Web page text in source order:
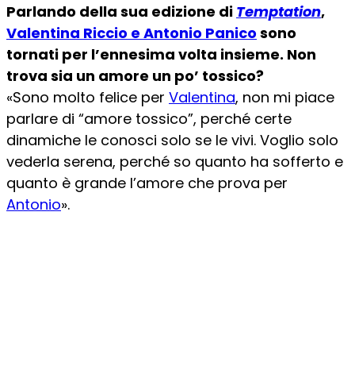
Parlando della sua edizione di Temptation,
Valentina Riccio e Antonio Panico sono
tornati per l’ennesima volta insieme. Non
trova sia un amore un po’ tossico?
«Sono molto felice per Valentina, non mi piace
parlare di “amore tossico”, perché certe
dinamiche le conosci solo se le vivi. Voglio solo
vederla serena, perché so quanto ha sofferto e
quanto è grande l’amore che prova per
Antonio».